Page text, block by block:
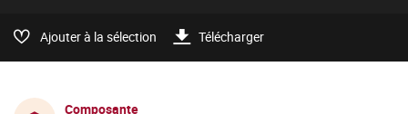
Ajouter à la sélection Télécharger
Composante